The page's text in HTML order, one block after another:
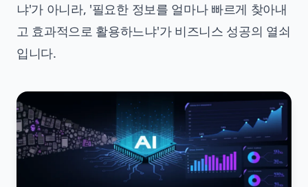
냐'가 아니라, '필요한 정보를 얼마나 빠르게 찾아내
고 효과적으로 활용하느냐'가 비즈니스 성공의 열쇠
입니다.